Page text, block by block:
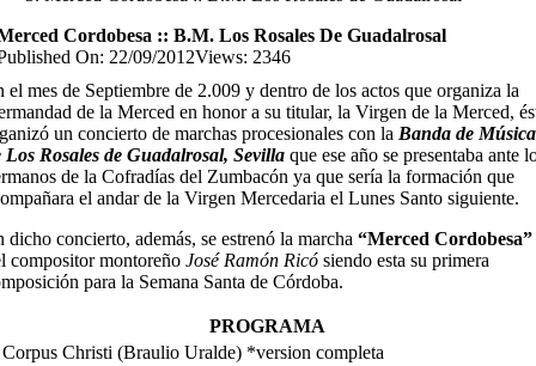
Cordobesa :: B.M. Los Rosales De Guadalrosal
On: 22/09/2012Views: 2346
el mes de Septiembre de 2.009 y dentro de los actos que organiza la
de la Merced en honor a su titular, la Virgen de la Merced,
un concierto de marchas procesionales con la Banda de Música
Los Rosales de Guadalrosal, Sevillaque ese año se presentaba ante
de la Cofradías del Zumbacón ya que sería la formación que
el andar de la Virgen Mercedaria el Lunes Santo siguiente.
dicho concierto, además, se estrenó la marcha “Merced Cordobesa”
compositor montoreño José Ramón Ricósiendo esta su primera
para la Semana Santa de Córdoba.
PROGRAMA
Christi (Braulio Uralde) *version completa